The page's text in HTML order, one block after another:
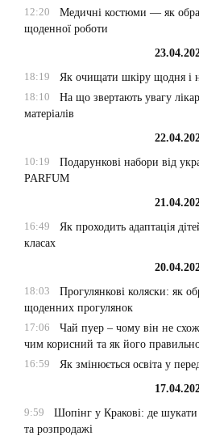
12:20
Медичні костюми — як
щоденної роботи
18:19
Як очищати шкіру щодня і
18:10
На що звертають увагу
матеріалів
10:19
Подарункові набори від
PARFUM
16:49
Як проходить адаптація
класах
18:03
Прогулянкові коляски: як
щоденних прогулянок
17:06
Чай пуер – чому він не
чим корисний та як його
16:59
Як змінюється освіта у
9:59
Шопінг у Кракові: де шукати
та розпродажі